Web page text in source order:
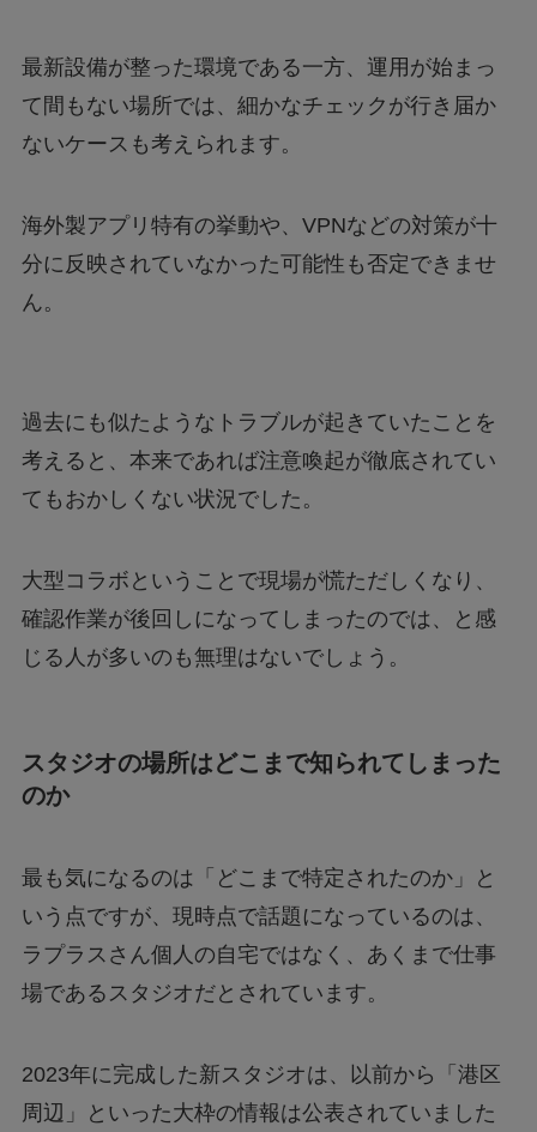
最新設備が整った環境である一方、運用が始まっ
て間もない場所では、細かなチェックが行き届か
ないケースも考えられます。
海外製アプリ特有の挙動や、VPNなどの対策が十
分に反映されていなかった可能性も否定できませ
ん。
過去にも似たようなトラブルが起きていたことを
考えると、本来であれば注意喚起が徹底されてい
てもおかしくない状況でした。
大型コラボということで現場が慌ただしくなり、
確認作業が後回しになってしまったのでは、と感
じる人が多いのも無理はないでしょう。
スタジオの場所はどこまで知られてしまった
のか
最も気になるのは「どこまで特定されたのか」と
いう点ですが、現時点で話題になっているのは、
ラプラスさん個人の自宅ではなく、あくまで仕事
場であるスタジオだとされています。
2023年に完成した新スタジオは、以前から「港区
周辺」といった大枠の情報は公表されていました